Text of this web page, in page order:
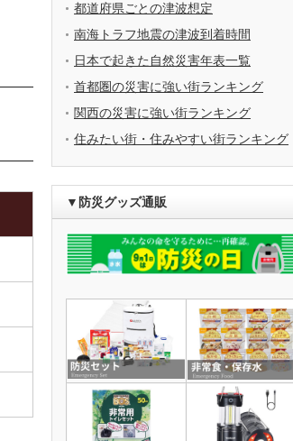
都道府県ごとの津波想定
南海トラフ地震の津波到着時間
日本で起きた自然災害年表一覧
首都圏の災害に強い街ランキング
関西の災害に強い街ランキング
住みたい街・住みやすい街ランキング
▼防災グッズ通販